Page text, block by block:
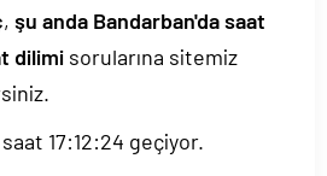
, şu anda Bandarban'da saat
dilimi sorularına sitemiz
17:12:25 geçiyor.